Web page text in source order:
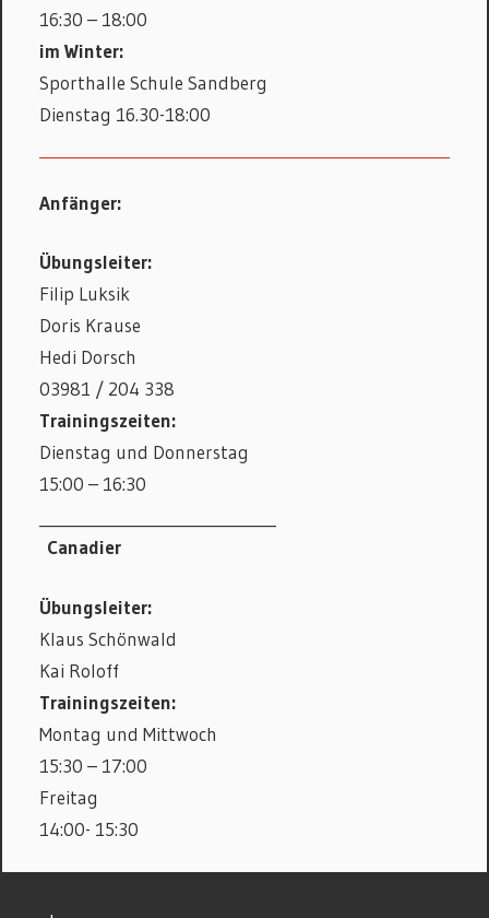
16:30 – 18:00
im Winter:
Sporthalle Schule Sandberg
Dienstag 16.30-18:00
Anfänger:
Übungsleiter:
Filip Luksik
Doris Krause
Hedi Dorsch
03981 / 204 338
Trainingszeiten:
Dienstag und Donnerstag
15:00 – 16:30
Canadier
Übungsleiter:
Klaus Schönwald
Kai Roloff
Trainingszeiten:
Montag und Mittwoch
15:30 – 17:00
Freitag
14:00- 15:30